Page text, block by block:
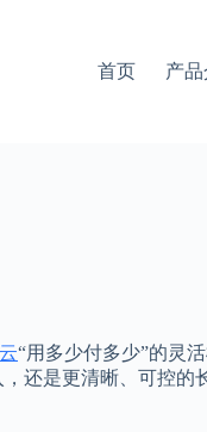
首页 产
“用多少付多少”的灵
还是更清晰、可控的